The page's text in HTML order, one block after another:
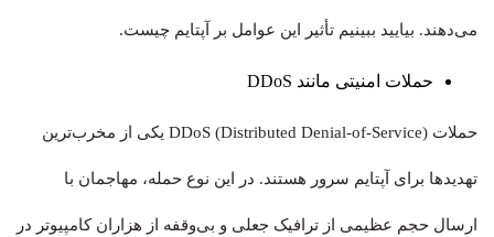
می‌دهند. بیایید ببینیم تأثیر این عوامل بر آپتایم چیست.
حملات امنیتی مانند DDoS
حملات DDoS (Distributed Denial-of-Service) یکی از مخرب‌ترین
تهدیدها برای آپتایم سرور هستند. در این نوع حمله، مهاجمان با
ارسال حجم عظیمی از ترافیک جعلی و بی‌وقفه از هزاران کامپیوتر در